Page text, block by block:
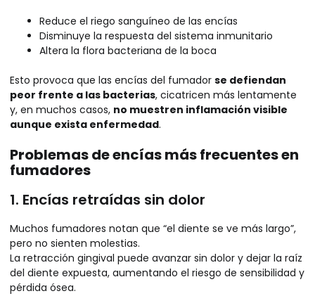
Reduce el riego sanguíneo de las encías
Disminuye la respuesta del sistema inmunitario
Altera la flora bacteriana de la boca
Esto provoca que las encías del fumador se defiendan
peor frente a las bacterias, cicatricen más lentamente
y, en muchos casos, no muestren inflamación visible
aunque exista enfermedad.
Problemas de encías más frecuentes en
fumadores
1. Encías retraídas sin dolor
Muchos fumadores notan que “el diente se ve más largo”,
pero no sienten molestias.
La retracción gingival puede avanzar sin dolor y dejar la raíz
del diente expuesta, aumentando el riesgo de sensibilidad y
pérdida ósea.